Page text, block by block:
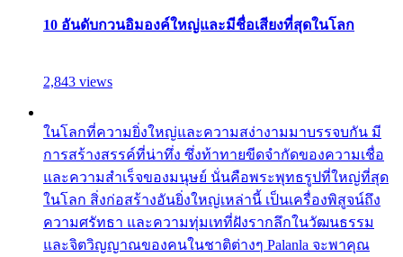
10 อันดับกวนอิมองค์ใหญ่และมีชื่อเสียงที่สุดในโลก
2,843 views
ในโลกที่ความยิ่งใหญ่และความสง่างามมาบรรจบกัน มี
การสร้างสรรค์ที่น่าทึ่ง ซึ่งท้าทายขีดจำกัดของความเชื่อ
และความสำเร็จของมนุษย์ นั่นคือพระพุทธรูปที่ใหญ่ที่สุด
ในโลก สิ่งก่อสร้างอันยิ่งใหญ่เหล่านี้ เป็นเครื่องพิสูจน์ถึง
ความศรัทธา และความทุ่มเทที่ฝังรากลึกในวัฒนธรรม
และจิตวิญญาณของคนในชาติต่างๆ Palanla จะพาคุณ